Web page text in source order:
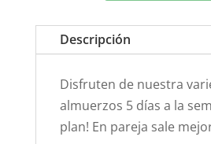
Mora
cantidad
Descripción
Disfruten de nuestra
almuerzos 5 días a la
plan! En pareja sale